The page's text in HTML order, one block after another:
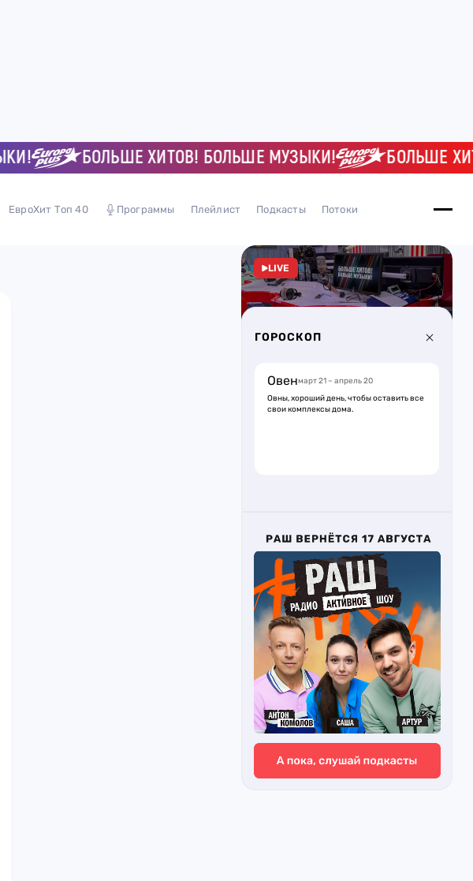
БОЛЬШЕ ХИТОВ! БОЛЬШЕ МУЗЫКИ! БОЛЬШЕ
ЕвроХит Топ 40 Программы Плейлист Подкасты Потоки
LIVE
ГОРОСКОП
Овенмарт 21 – апрель 20
Овны, хороший день, чтобы оставить все
свои комплексы дома.